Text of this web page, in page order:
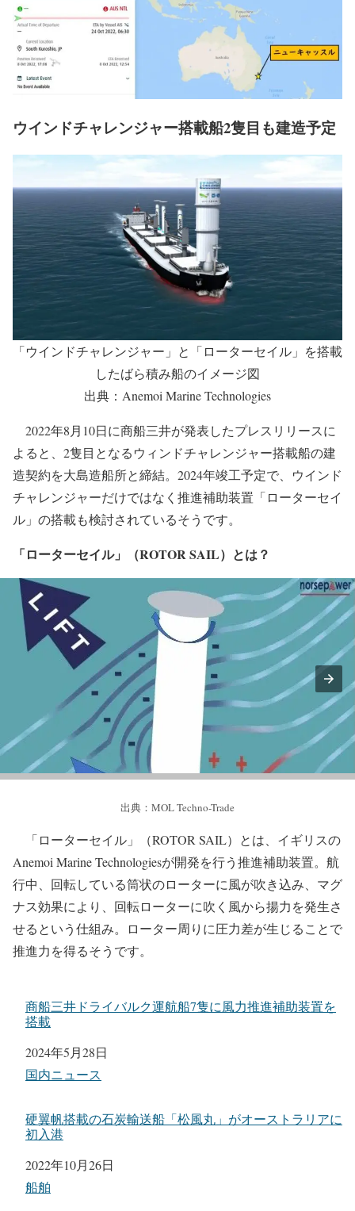
ウインドチャレンジャー搭載船2隻目も建造予定
「ウインドチャレンジャー」と「ローターセイル」を搭載
したばら積み船のイメージ図
出典：Anemoi Marine Technologies
よると、2隻目となるウィンドチャレンジャー搭載船の建
造契約を大島造船所と締結。2024年竣工予定で、ウインド
チャレンジャーだけではなく推進補助装置「ローターセイ
ル」の搭載も検討されているそうです。
「ローターセイル」（ROTOR SAIL）とは？
出典：MOL Techno-Trade
「ローターセイル」（ROTOR SAIL）とは、イギリスの
ナス効果により、回転ローターに吹く風から揚力を発生さ
推進力を得るそうです。
商船三井ドライバルク運航船7隻に風力推進補助装置を
搭載
日付
2024年5月28日
関連理由
国内ニュース